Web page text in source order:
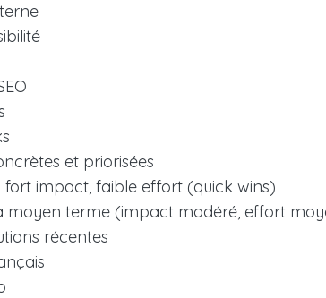
et priorisées
fort impact, faible effort (quick wins)
moyen terme (impact modéré, effort
récentes